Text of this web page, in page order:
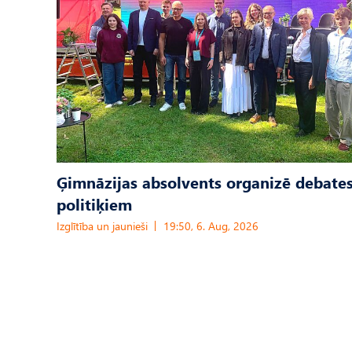
Ģimnāzijas absolvents organizē
politiķiem
Izglītība un jaunieši 19:50, 6. Aug, 2026